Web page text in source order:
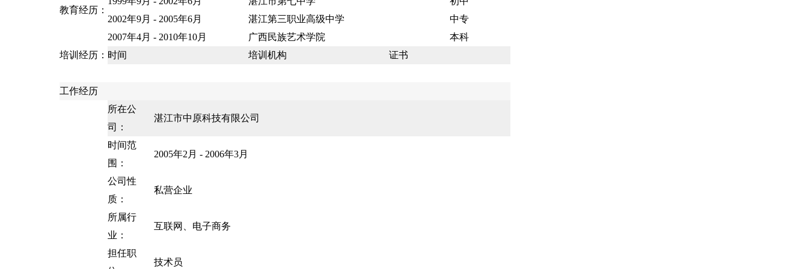
教育经历：
2002年9月 - 2005年6月
湛江第三职业高级中学
中专
2007年4月 - 2010年10月
广西民族艺术学院
本科
培训经历： 时间 培训机构 证书
工作经历
所在公
司：
湛江市中原科技有限公司
时间范
围：
2005年2月 - 2006年3月
公司性
质：
私营企业
所属行
业：
互联网、电子商务
担任职
技术员